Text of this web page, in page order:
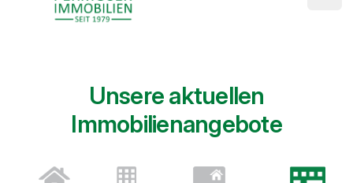
Unsere aktuellen
Immobilienangebote